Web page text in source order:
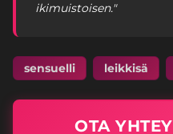
ikimuistoisen."
sensuelli leikkisä
OTA